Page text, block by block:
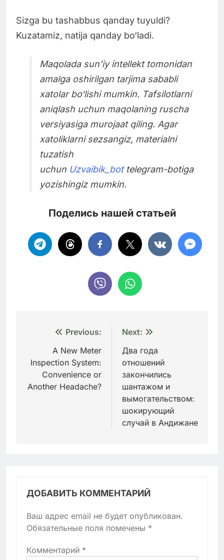
Sizga bu tashabbus qanday tuyuldi?
Kuzatamiz, natija qanday bo‘ladi.
Maqolada sun’iy intellekt tomonidan
amalga oshirilgan tarjima sababli
xatolar bo‘lishi mumkin. Tafsilotlarni
aniqlash uchun maqolaning ruscha
versiyasiga murojaat qiling. Agar
xatoliklarni sezsangiz, materialni
tuzatish
uchun Uzvaibik_bottelegram-botiga
yozishingiz mumkin.
Поделись нашей статьей
Навигация
записям
Previous:
A New Meter
Inspection System:
Convenience or
Another Headache?
Next:
Два года
отношений
закончились
шантажом и
вымогательством:
шокирующий
случай в Андижане
ДОБАВИТЬ КОММЕНТАРИЙ
Ваш адрес email не будет опубликован.
Обязательные поля помечены *
Комментарий *